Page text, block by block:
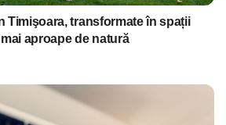
Timişoara, transformate în spații
aproape de natură